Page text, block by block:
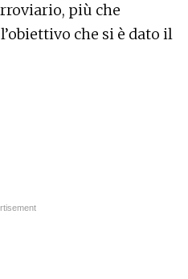
più che
che si è dato il